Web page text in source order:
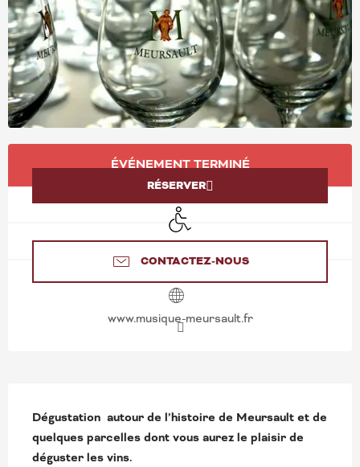
OUVERTURE ET
ÉVÉNEMENT TERMINÉ
RÉSERVER
Accès handicapés
CONTACTEZ-NOUS
www.musique-meursault.fr
DESCRIPTION
Dégustation  autour de l’histoire de Meursault et de
quelques parcelles dont vous aurez le plaisir de
déguster les vins.